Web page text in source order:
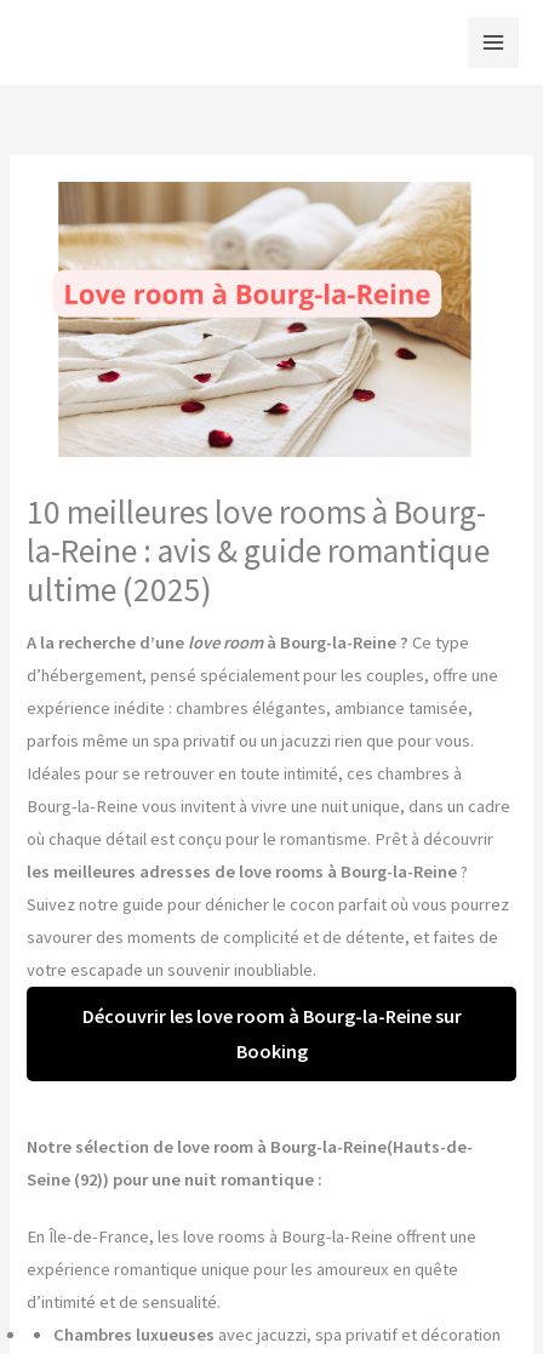
10 meilleures love rooms à Bourg-
la-Reine : avis & guide romantique
ultime (2025)
A la recherche d’une love roomà Bourg-la-Reine ? Ce type
d’hébergement, pensé spécialement pour les couples, offre une
expérience inédite : chambres élégantes, ambiance tamisée,
parfois même un spa privatif ou un jacuzzi rien que pour vous.
Idéales pour se retrouver en toute intimité, ces chambres à
Bourg-la-Reine vous invitent à vivre une nuit unique, dans un cadre
où chaque détail est conçu pour le romantisme. Prêt à découvrir
les meilleures adresses de love rooms à Bourg-la-Reine?
Suivez notre guide pour dénicher le cocon parfait où vous pourrez
savourer des moments de complicité et de détente, et faites de
votre escapade un souvenir inoubliable.
Découvrir les love room à Bourg-la-Reine sur
Booking
Notre sélection de love room à Bourg-la-Reine(Hauts-de-
Seine (92)) pour une nuit romantique :
En Île-de-France, les love rooms à Bourg-la-Reine offrent une
expérience romantique unique pour les amoureux en quête
d’intimité et de sensualité.
Chambres luxueuses avec jacuzzi, spa privatif et décoration